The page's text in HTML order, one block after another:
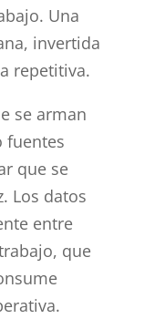
Una
invertida
repetitiva.
se arman
fuentes
que se
Los datos
entre
que